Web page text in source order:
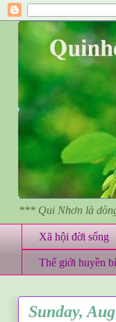
*** Qui Nhơn là
Xã hội đời sống
Thế giới huyền bí
Sunday,